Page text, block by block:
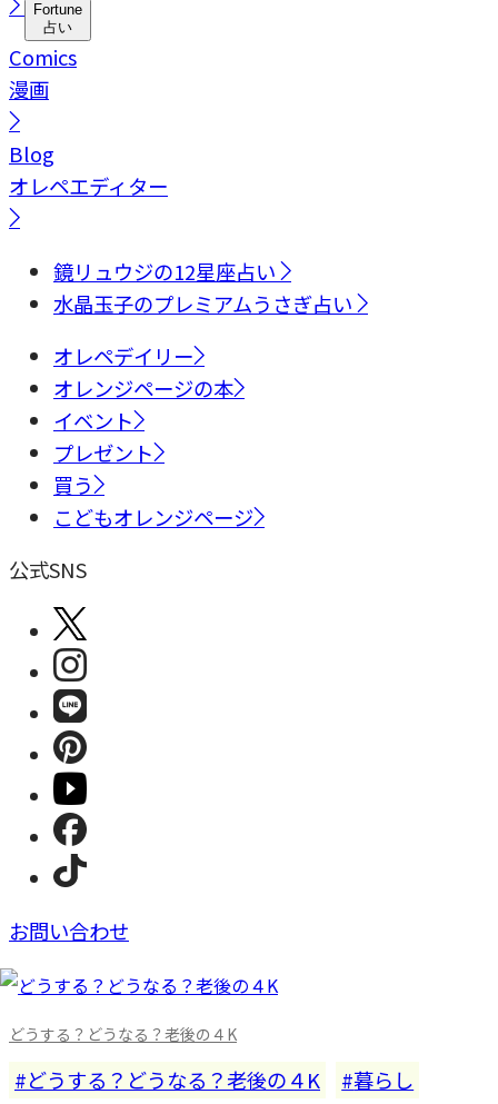
Fortune
占い
Comics
漫画
Blog
オレペエディター
鏡リュウジの12星座占い
水晶玉子のプレミアムうさぎ占い
オレペデイリー
オレンジページの本
イベント
プレゼント
買う
こどもオレンジページ
公式SNS
お問い合わせ
どうする？どうなる？老後の４K
どうする？どうなる？老後の４K 暮らし